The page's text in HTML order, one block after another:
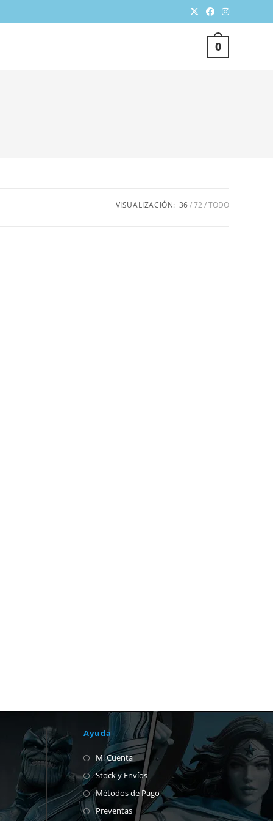
0
VISUALIZACIÓN: 36 72 TODO
Ayuda
Mi Cuenta
Stock y Envíos
Métodos de Pago
Preventas